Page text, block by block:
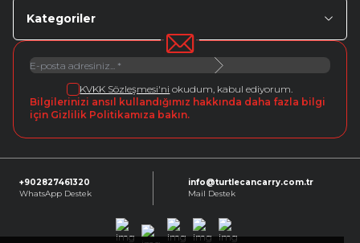
Kategoriler
KVKK Sözleşmesi'ni okudum, kabul ediyorum.
Bilgilerinizi ansıl kullandığımız hakkında daha fazla bilgi
için Gizlilik Politikamıza bakın.
+902827461320
WhatsApp Destek
info@turtlecancarry.com.tr
Mail Destek